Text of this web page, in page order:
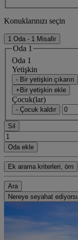
Konuklarınızı seçin
1 Oda - 1 Misafir
Oda 1
Oda 1
Yetişkin
- Bir yetişkin çıkarın
+Bir yetişkin ekle
Çocuk(lar)
- Çocuk kaldır
Sil
Oda ekle
Ek arama kriterleri, örn
Ara
Nereye seyahat